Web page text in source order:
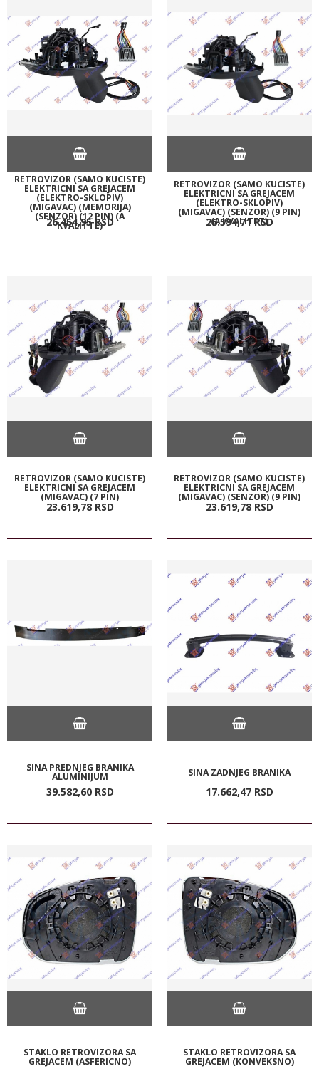
RETROVIZOR (SAMO KUCISTE)
ELEKTRICNI SA GREJACEM
(ELEKTRO-SKLOPIV)
(MIGAVAC) (MEMORIJA)
(SENZOR) (12 PIN) (A
KVALITTE)
26.454,95 RSD
RETROVIZOR (SAMO KUCISTE)
ELEKTRICNI SA GREJACEM
(ELEKTRO-SKLOPIV)
(MIGAVAC) (SENZOR) (9 PIN)
(A KVALITET)
26.594,71 RSD
RETROVIZOR (SAMO KUCISTE)
ELEKTRICNI SA GREJACEM
(MIGAVAC) (7 PIN)
23.619,78 RSD
RETROVIZOR (SAMO KUCISTE)
ELEKTRICNI SA GREJACEM
(MIGAVAC) (SENZOR) (9 PIN)
23.619,78 RSD
SINA PREDNJEG BRANIKA
ALUMINIJUM
39.582,60 RSD
SINA ZADNJEG BRANIKA
17.662,47 RSD
STAKLO RETROVIZORA SA
GREJACEM (ASFERICNO)
STAKLO RETROVIZORA SA
GREJACEM (KONVEKSNO)